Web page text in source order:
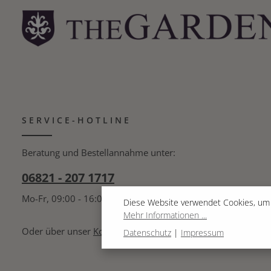
SERVICE-HOTLINE
Beratung und Bestellannahme unter:
06821 - 207 1717
Mo-Fr, 09:00 - 16:00 Uhr
Oder über unser Kontaktformular .
Diese Website verwendet Cookies,
Mehr Informationen ...
Datenschutz | Impressum